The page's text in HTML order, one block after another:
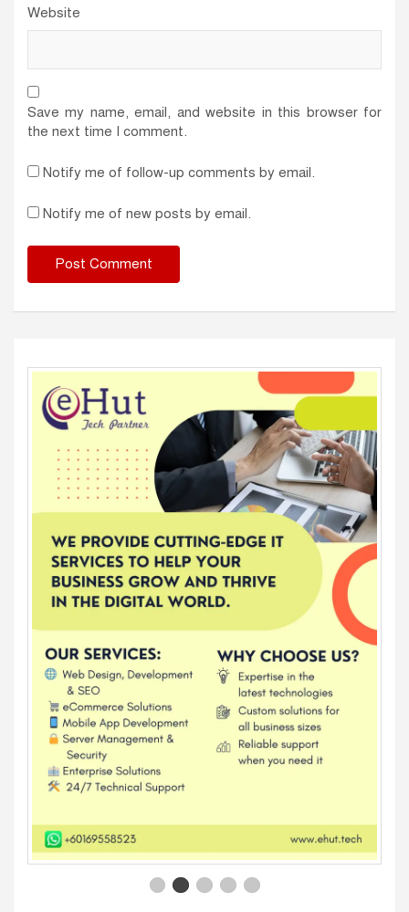
Website
Save my name, email, and website in this browser for
the next time I comment.
Notify me of follow-up comments by email.
Notify me of new posts by email.